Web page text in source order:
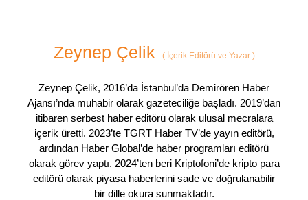
Zeynep Çelik (İçerik Editörü ve Yazar )
Zeynep Çelik, 2016’da İstanbul’da Demirören Haber
Ajansı’nda muhabir olarak gazeteciliğe başladı. 2019’dan
itibaren serbest haber editörü olarak ulusal mecralara
içerik üretti. 2023’te TGRT Haber TV’de yayın editörü,
ardından Haber Global’de haber programları editörü
olarak görev yaptı. 2024’ten beri Kriptofoni’de kripto para
editörü olarak piyasa haberlerini sade ve doğrulanabilir
bir dille okura sunmaktadır.